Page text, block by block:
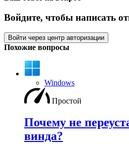
Войдите, чтобы написать
Войти через центр авторизации
Похожие вопросы
Windows
Простой
Почему не
винда?